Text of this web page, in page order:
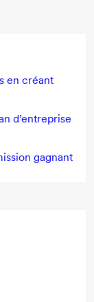
en créant
d’entreprise
gagnant